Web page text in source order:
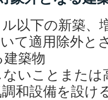
ル以下の新築、
いて適用除外と
建築物
いことまたは
和設備を設け